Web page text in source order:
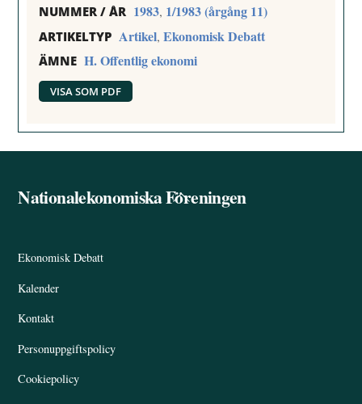
NUMMER / ÅR 1983, 1/1983 (årgång 11)
ARTIKELTYP Artikel,Ekonomisk Debatt
ÄMNE H. Offentlig ekonomi
VISA SOM PDF
Back
Nationalekonomiska Föreningen
Ekonomisk Debatt
Kalender
Kontakt
Personuppgiftspolicy
Cookiepolicy